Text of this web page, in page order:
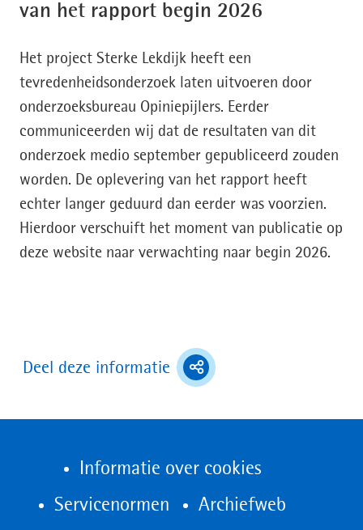
van het rapport begin 2026
Het project Sterke Lekdijk heeft een
tevredenheidsonderzoek laten uitvoeren door
onderzoeksbureau Opiniepijlers. Eerder
communiceerden wij dat de resultaten van dit
onderzoek medio september gepubliceerd zouden
worden. De oplevering van het rapport heeft
echter langer geduurd dan eerder was voorzien.
Hierdoor verschuift het moment van publicatie op
deze website naar verwachting naar begin 2026.
Deel deze informatie (toont
deel
opties)
Informatie over cookies
Servicenormen
Archiefweb